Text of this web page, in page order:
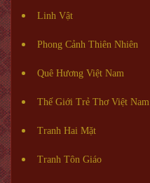
Linh Vật
Phong Cảnh Thiên Nhiên
Quê Hương Việt Nam
Thế Giới Trẻ Thơ Việt Nam
Tranh Hai Mặt
Tranh Tôn Giáo